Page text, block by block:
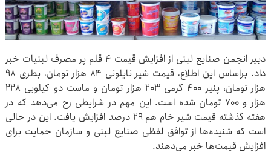
دبیر انجمن صنایع لبنی از افزایش قیمت ۴ قلم پر مصرف لبنیات خبر
داد. براساس این اطلاع، قیمت شیر نایلونی ۸۴ هزار تومان، بطری ۹۸
هزار تومان، پنیر ۴۰۰ گرمی ۲۰۳ هزار تومان و ماست دو کیلویی ۲۲۸
هزار و ۷۰۰ تومان شده است. این مهم در شرایطی رح می‌دهد که در
هفته گذشته قیمت شیر خام هم ۲۹ درصد افزایش یافت. این در حالی
است که شنیده‌ها از توافق لفظی صنایع لبنی و سازمان حمایت برای
افزایش قیمت‌ها خبر می‌دهند.